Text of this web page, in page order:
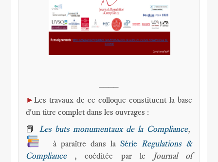
►Les travaux de ce colloque constituent la base
d'un titre complet dans les ouvrages :
📕 Les buts monumentaux de la Compliance,
à paraître dans la Série Regulations &
Compliance , coéditée par le
Journal of